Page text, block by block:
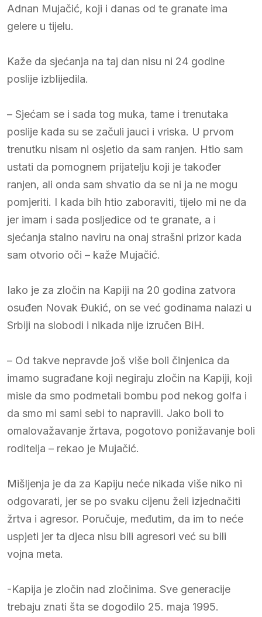
Adnan Mujačić, koji i danas od te granate ima
gelere u tijelu.
Kaže da sjećanja na taj dan nisu ni 24 godine
poslije izblijedila.
– Sjećam se i sada tog muka, tame i trenutaka
poslije kada su se začuli jauci i vriska. U prvom
trenutku nisam ni osjetio da sam ranjen. Htio sam
ustati da pomognem prijatelju koji je također
ranjen, ali onda sam shvatio da se ni ja ne mogu
pomjeriti. I kada bih htio zaboraviti, tijelo mi ne da
jer imam i sada posljedice od te granate, a i
sjećanja stalno naviru na onaj strašni prizor kada
sam otvorio oči – kaže Mujačić.
Iako je za zločin na Kapiji na 20 godina zatvora
osuđen Novak Đukić, on se već godinama nalazi u
Srbiji na slobodi i nikada nije izručen BiH.
– Od takve nepravde još više boli činjenica da
imamo sugrađane koji negiraju zločin na Kapiji, koji
misle da smo podmetali bombu pod nekog golfa i
da smo mi sami sebi to napravili. Jako boli to
omalovažavanje žrtava, pogotovo ponižavanje boli
roditelja – rekao je Mujačić.
Mišljenja je da za Kapiju neće nikada više niko ni
odgovarati, jer se po svaku cijenu želi izjednačiti
žrtva i agresor. Poručuje, međutim, da im to neće
uspjeti jer ta djeca nisu bili agresori već su bili
vojna meta.
-Kapija je zločin nad zločinima. Sve generacije
trebaju znati šta se dogodilo 25. maja 1995.